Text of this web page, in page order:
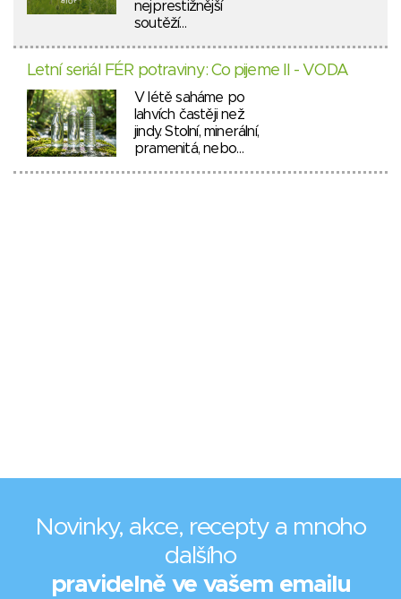
nejprestižnější
soutěží…
Letní seriál FÉR potraviny: Co pijeme II - VODA
V létě saháme po
lahvích častěji než
jindy. Stolní, minerální,
pramenitá, nebo…
Novinky, akce, recepty a mnoho
dalšího
pravidelně ve vašem emailu